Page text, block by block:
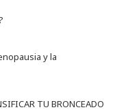
y la